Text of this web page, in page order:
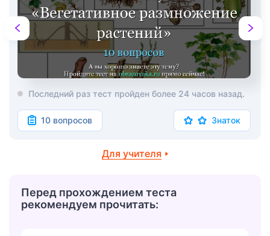
Последний раз тест пройден более 24 часов назад.
10 вопросов Знаток
Для учителя
Перед прохождением теста
рекомендуем прочитать: